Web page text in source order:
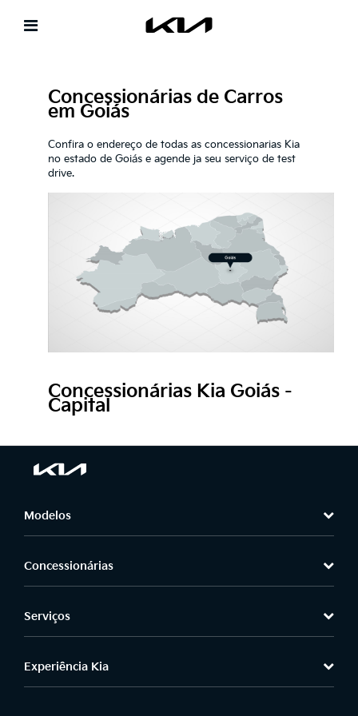
Concessionárias de Carros
em Goiás
Confira o endereço de todas as concessionarias Kia
no estado de Goiás e agende ja seu serviço de test
drive.
Concessionárias Kia Goiás -
Capital
Modelos
Concessionárias
Serviços
Experiência Kia